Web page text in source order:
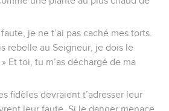
bienfait tu réserves à tes
voir que tu l’accordes à ceux qui
hors de portée des intrigues
à l’abri, loin des mauvaises langues.
une ville assiégée.